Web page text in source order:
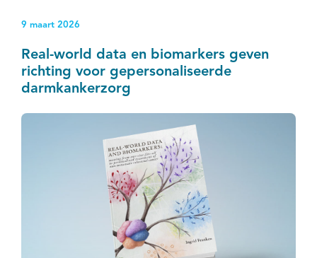
9 maart 2026
Real-world data en biomarkers geven
richting voor gepersonaliseerde
darmkankerzorg